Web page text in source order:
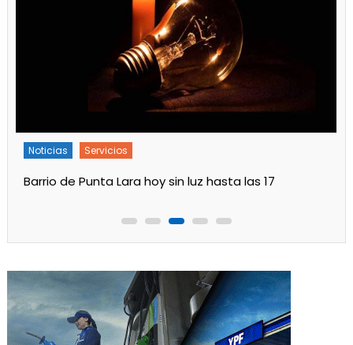
Noticias Servicios
Turnos de Farmacias de Julio 2026 en Ensenada